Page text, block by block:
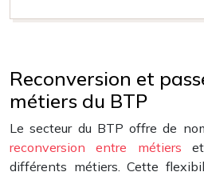
Reconversion et
métiers du BTP
Le secteur du BTP offre de
reconversion entre métiers
différents métiers. Cette